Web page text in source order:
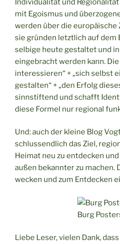
Individualität und
mit Egoismus und
werden über die
sie gründen letztlich auf dem
selbige heute gestaltet und in
eingebracht werden kann.
interessieren“ + „sich selbst
gestalten“ + „den Erfolg
sinnstiftend und schafft
diese Formel nur regional
Und: auch der kleine Blog
schlussendlich das Ziel,
Heimat neu zu entdecken
außen bekannter zu machen.
wecken und zum Entdecken
Burg
Liebe Leser, vielen Dank,